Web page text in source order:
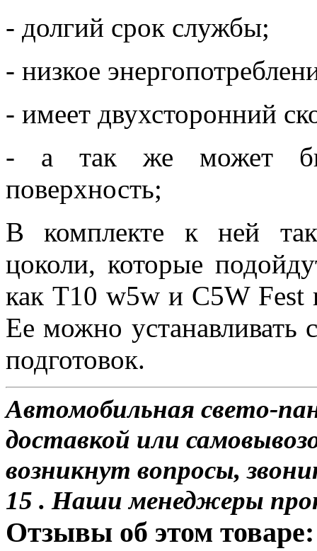
- долгий срок службы;
- низкое
- имеет двухсторонний
- а так же может
поверхность;
В комплекте к ней
цоколи, которые
как Т10 w5w и С5W
Ее можно устанавливать
подготовок.
Автомобильная свето-
доставкой или
возникнут вопросы,
15 . Наши менеджеры
Отзывы об этом товаре: